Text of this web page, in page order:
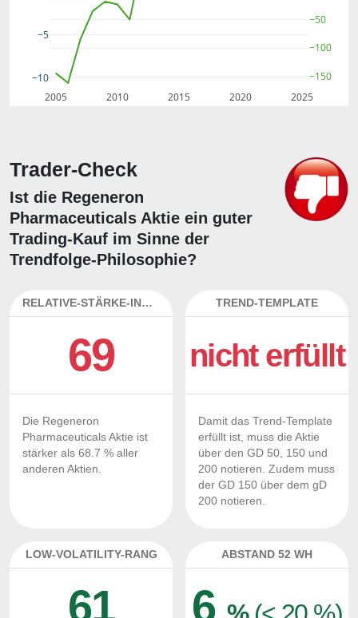
2005 2010 2015 2020 2025
−10
−5
−150
−100
−50
Trader-Check
Ist die Regeneron
Pharmaceuticals Aktie ein guter
Trading-Kauf im Sinne der
Trendfolge-Philosophie?
RELATIVE-STÄRKE-INDEX
69
Die Regeneron
Pharmaceuticals Aktie ist
stärker als 68.7 % aller
anderen Aktien.
TREND-TEMPLATE
nicht erfüllt
Damit das Trend-Template
erfüllt ist, muss die Aktie
über den GD 50, 150 und
200 notieren. Zudem muss
der GD 150 über dem gD
200 notieren.
LOW-VOLATILITY-RANG
61
ABSTAND 52 WH
6